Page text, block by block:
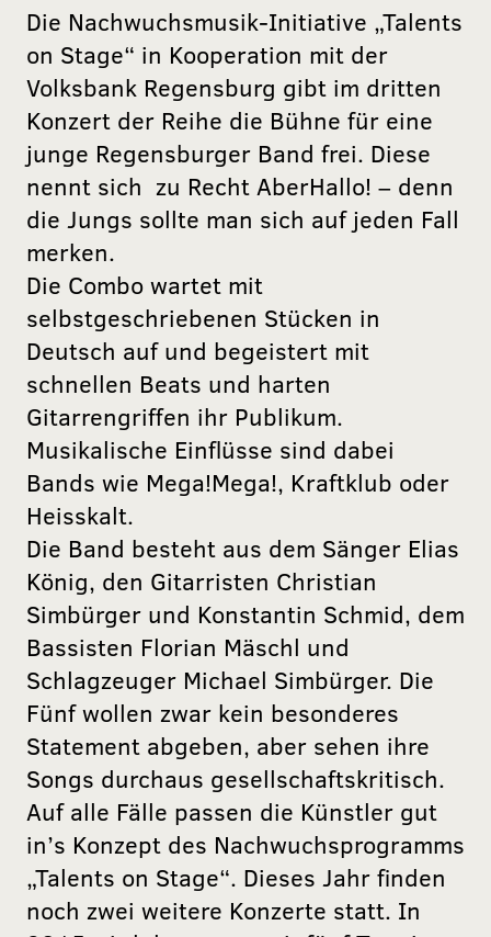
Die Nachwuchsmusik-Initiative „Talents
on Stage“ in Kooperation mit der
Volksbank Regensburg gibt im dritten
Konzert der Reihe die Bühne für eine
junge Regensburger Band frei. Diese
nennt sich zu Recht AberHallo! – denn
die Jungs sollte man sich auf jeden Fall
merken.
Die Combo wartet mit
selbstgeschriebenen Stücken in
Deutsch auf und begeistert mit
schnellen Beats und harten
Gitarrengriffen ihr Publikum.
Musikalische Einflüsse sind dabei
Bands wie Mega!Mega!, Kraftklub oder
Heisskalt.
Die Band besteht aus dem Sänger Elias
König, den Gitarristen Christian
Simbürger und Konstantin Schmid, dem
Bassisten Florian Mäschl und
Schlagzeuger Michael Simbürger. Die
Fünf wollen zwar kein besonderes
Statement abgeben, aber sehen ihre
Songs durchaus gesellschaftskritisch.
Auf alle Fälle passen die Künstler gut
in’s Konzept des Nachwuchsprogramms
„Talents on Stage“. Dieses Jahr finden
noch zwei weitere Konzerte statt. In